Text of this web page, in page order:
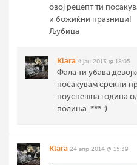
овој рецепт ти
и божиќни празници!
Љубица
Klara 4 јан 2013 @ 18:05
Фала ти убава
посакувам среќни
поуспешна година
полиња. *** :)
Klara 24 апр 2014 @ 15:39